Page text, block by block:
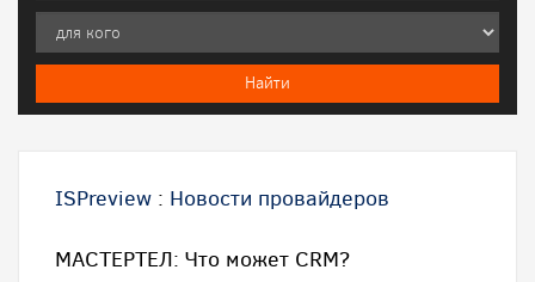
ISPreview : Новости провайдеров
МАСТЕРТЕЛ: Что может CRM?